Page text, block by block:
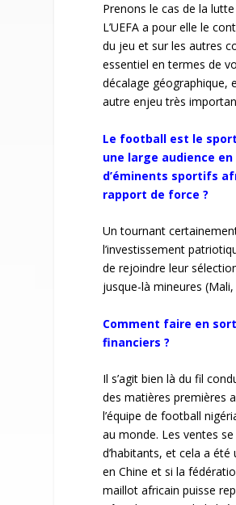
Prenons le cas de la
L’UEFA a pour elle le
du jeu et sur les autres
essentiel en termes de
décalage
autre enjeu très
Le football est le
une large audience
d’éminents sportifs
rapport de force?
Un tournant
l’investissement
de rejoindre leur
jusque-là mineures
Comment faire en
financiers ?
Il s’agit bien là du fil
des matières premières
l’équipe de football
au monde. Les ventes
d’habitants, et cela a
en Chine et si la
maillot africain puisse